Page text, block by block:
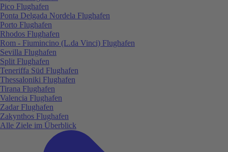
Pico Flughafen
Ponta Delgada Nordela Flughafen
Porto Flughafen
Rhodos Flughafen
Rom - Fiumincino (L.da Vinci) Flughafen
Sevilla Flughafen
Split Flughafen
Teneriffa Süd Flughafen
Thessaloniki Flughafen
Tirana Flughafen
Valencia Flughafen
Zadar Flughafen
Zakynthos Flughafen
Alle Ziele im Überblick